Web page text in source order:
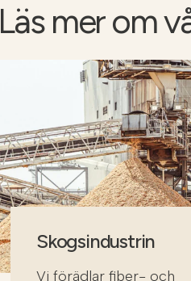
Läs mer om
Skogsindustrin
Vi förädlar fiber- och